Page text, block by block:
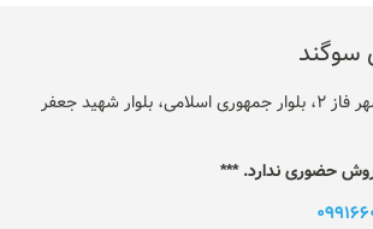
سوگند
کرج، رجائی شهر فاز 2، بلوار جمهوری اسلامی، بلوار شهید جعفر
حضوری ندارد. ***